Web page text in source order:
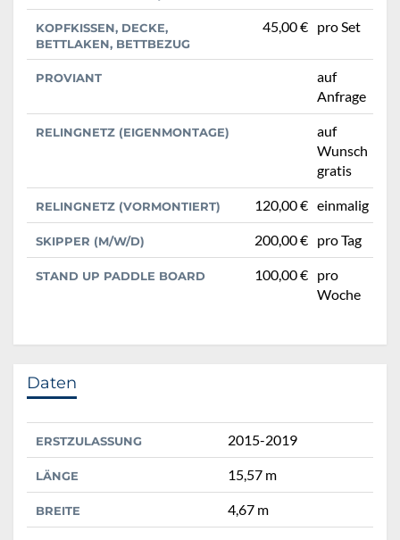
KOPFKISSEN, DECKE,
BETTLAKEN, BETTBEZUG
45,00 € pro Set
PROVIANT
auf
Anfrage
RELINGNETZ (EIGENMONTAGE)
auf
Wunsch
gratis
RELINGNETZ (VORMONTIERT) 120,00 € einmalig
SKIPPER (M/W/D) 200,00 € pro Tag
STAND UP PADDLE BOARD 100,00 € pro
Woche
Daten
ERSTZULASSUNG 2015-2019
LÄNGE 15,57 m
BREITE 4,67 m